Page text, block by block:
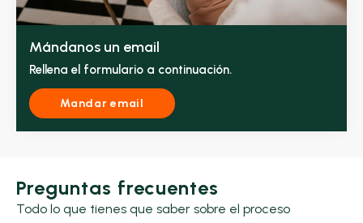
Mándanos un email
Rellena el formulario a continuación.
Mandar email
Preguntas frecuentes
Todo lo que tienes que saber sobre el proceso